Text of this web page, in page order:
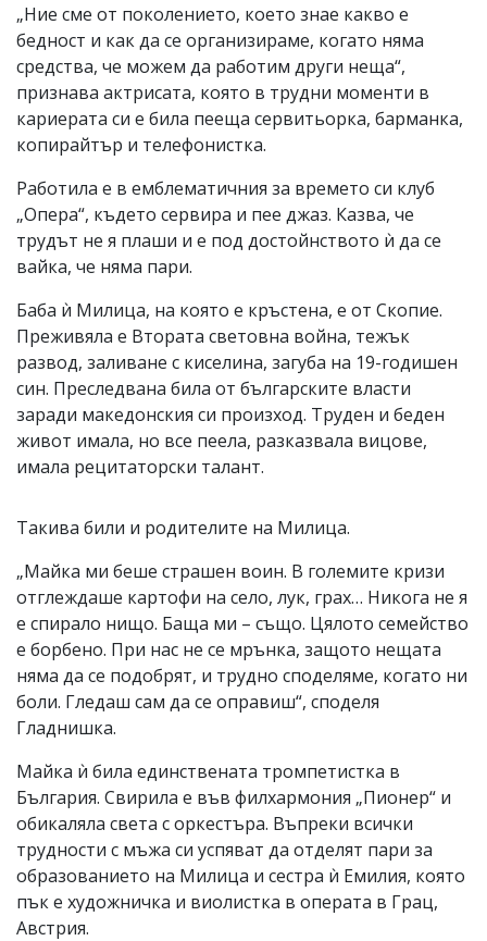
„Ние сме от поколението, което знае какво е
бедност и как да се организираме, когато няма
средства, че можем да работим други неща“,
признава актрисата, която в трудни моменти в
кариерата си е била пееща сервитьорка, барманка,
копирайтър и телефонистка.
Работила е в емблематичния за времето си клуб
„Опера“, където сервира и пее джаз. Казва, че
трудът не я плаши и е под достойнството ѝ да се
вайка, че няма пари.
Баба ѝ Милица, на която е кръстена, е от Скопие.
Преживяла е Втората световна война, тежък
развод, заливане с киселина, загуба на 19-годишен
син. Преследвана била от българските власти
заради македонския си произход. Труден и беден
живот имала, но все пеела, разказвала вицове,
имала рецитаторски талант.
Такива били и родителите на Милица.
„Майка ми беше страшен воин. В големите кризи
отглеждаше картофи на село, лук, грах… Никога не я
е спирало нищо. Баща ми – също. Цялото семейство
е борбено. При нас не се мрънка, защото нещата
няма да се подобрят, и трудно споделяме, когато ни
боли. Гледаш сам да се оправиш“, споделя
Гладнишка.
Майка ѝ била единствената тромпетистка в
България. Свирила е във филхармония „Пионер“ и
обикаляла света с оркестъра. Въпреки всички
трудности с мъжа си успяват да отделят пари за
образованието на Милица и сестра ѝ Емилия, която
пък е художничка и виолистка в операта в Грац,
Австрия.